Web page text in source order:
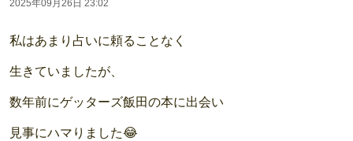
2025年09月26日 23:02
私はあまり占いに頼ることなく
生きていましたが、
数年前にゲッターズ飯田の本に出会い
見事にハマりました😂